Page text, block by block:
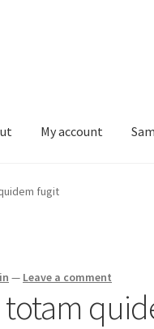
My account
Sample Page
fugit
— Leave a comment